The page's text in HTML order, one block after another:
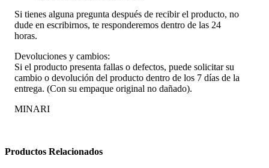
Si tienes alguna pregunta después de recibir el producto, no
dude en escribirnos, te responderemos dentro de las 24
horas.
Devoluciones y cambios:
Si el producto presenta fallas o defectos, puede solicitar su
cambio o devolución del producto dentro de los 7 días de la
entrega. (Con su empaque original no dañado).
MINARI
Productos Relacionados